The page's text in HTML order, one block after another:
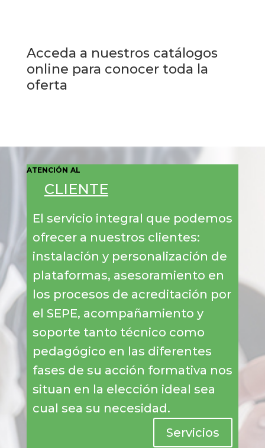
Acceda a nuestros catálogos
online para conocer toda la
oferta
ATENCIÓN AL
CLIENTE
El servicio integral que podemos
ofrecer a nuestros clientes:
instalación y personalización de
plataformas, asesoramiento en
los procesos de acreditación por
el SEPE, acompañamiento y
soporte tanto técnico como
pedagógico en las diferentes
fases de su acción formativa nos
situan en la elección ideal sea
cual sea su necesidad.
Servicios